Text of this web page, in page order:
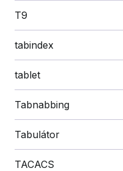
T9
tabindex
tablet
Tabnabbing
Tabulátor
TACACS